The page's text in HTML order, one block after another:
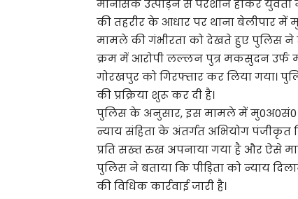
मानसिक उत्पीड़न से परेशान होकर
की तहरीर के आधार पर थाना बेलीपार में
मामले की गंभीरता को देखते हुए पुलिस ने
क्रम में आरोपी लल्लन पुत्र मकसुदन उर्फ
गोरखपुर को गिरफ्तार कर लिया गया।
की प्रक्रिया शुरू कर दी है।
पुलिस के अनुसार, इस मामले में मु0अ0सं0
न्याय संहिता के अंतर्गत अभियोग पंजीकृत
प्रति सख्त रुख अपनाया गया है और ऐसे
पुलिस ने बताया कि पीड़िता को न्याय
की विधिक कार्रवाई जारी है।